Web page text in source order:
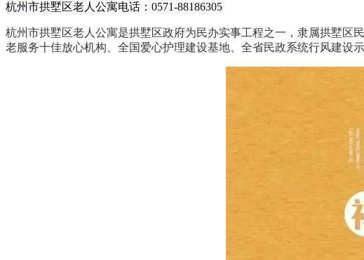
杭州市拱墅区老人公寓电话：0571-88186305
杭州市拱墅区老人公寓是拱墅区政府为民办实事工程之一，隶属拱墅区
老服务十佳放心机构、全国爱心护理建设基地、全省民政系统行风建设